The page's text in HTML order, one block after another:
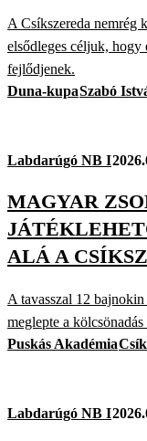
A Csíkszereda nemrég
elsődleges céljuk, hogy
fejlődjenek.
Duna-kupaSzabó
Labdarúgó NB I
MAGYAR
ALÁ A
A tavasszal 12
meglepte a kölcsönadás
Puskás Akadémia
Labdarúgó NB I